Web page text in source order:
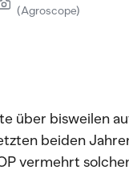
(Agroscope)
über bisweilen
beiden
vermehrt